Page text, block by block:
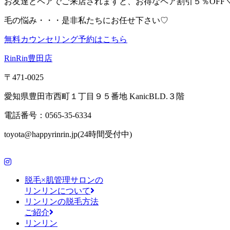
毛の悩み・・・是非私たちにお任せ下さい♡
無料カウンセリング予約はこちら
RinRin豊田店
〒471-0025
愛知県豊田市西町１丁目９５番地 KanicBLD.３階
電話番号：0565-35-6334
toyota@happyrinrin.jp(24時間受付中)
脱毛×肌管理サロンの
リンリンについて
リンリンの脱毛方法
ご紹介
リンリン